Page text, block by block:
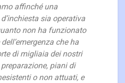
affinché una
sia operativa
non ha funzionato
che ha
di migliaia dei nostri
piani di
o non attuati, e